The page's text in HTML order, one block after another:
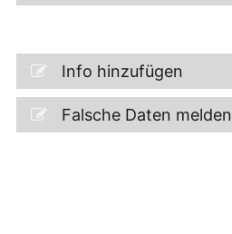
Info hinzufügen
Falsche Daten melden